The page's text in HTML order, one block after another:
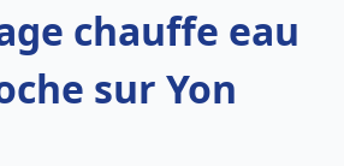
chauffe eau
sur Yon